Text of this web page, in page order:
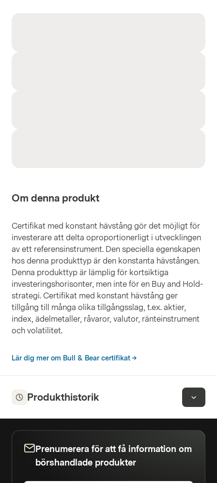
Om denna produkt
Certifikat med konstant hävstång gör det möjligt för
investerare att delta oproportionerligt i utvecklingen
av ett referensinstrument. Den speciella egenskapen
hos denna produkttyp är den konstanta hävstången.
Denna produkttyp är lämplig för kortsiktiga
investeringshorisonter, men inte för en Buy and Hold-
strategi. Certifikat med konstant hävstång ger
tillgång till många olika tillgångsslag, t.ex. aktier,
index, ädelmetaller, råvaror, valutor, ränteinstrument
och volatilitet.
Lär dig mer om Bull & Bear certifikat
Produkthistorik
Prenumerera för att få information om
börshandlade produkter